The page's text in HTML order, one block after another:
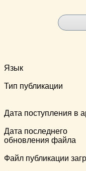
Язык
Тип публикации
Дата поступления в
Дата последнего
обновления файла
Файл публикации